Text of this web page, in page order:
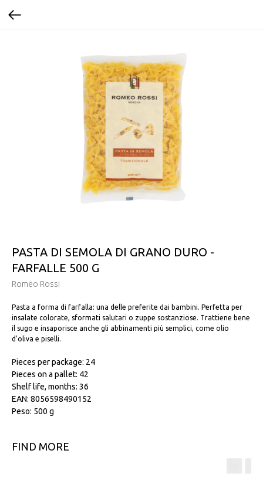
PASTA DI SEMOLA DI GRANO DURO -
FARFALLE 500 G
Romeo Rossi
Pasta a forma di farfalla: una delle preferite dai bambini. Perfetta per
insalate colorate, sformati salutari o zuppe sostanziose. Trattiene bene
il sugo e insaporisce anche gli abbinamenti più semplici, come olio
d'oliva e piselli.
Pieces per package: 24
Pieces on a pallet: 42
Shelf life, months: 36
EAN: 8056598490152
Peso: 500 g
FIND MORE